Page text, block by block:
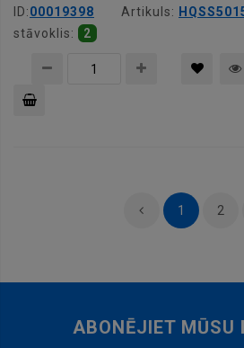
ID:00019398 Artikuls:
stāvoklis:
2
1 2
ABONĒJIET MŪSU